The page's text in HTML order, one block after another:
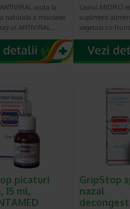
ajuta la
naturala a mucoasei
ul ANTIVIRAL…
Ceaiul MIDRO
supliment
vegetala cu
picaturi
15 ml,
GripStop
nazal